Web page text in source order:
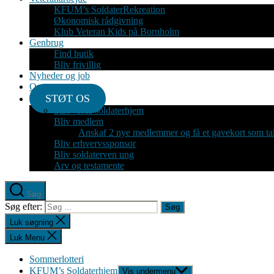
KFUM’s SoldaterRekreation
Økonomisk rådgivning
Klub Veteran Kids på Bornholm
Genbrug
Find butik
Bliv frivillig
Nyheder og job
Om
STØT OS
Støt vores soldaterhjem
Bliv medlem
Anskaf 2 nye medlemmer og få et gavekort som
Bliv erhvervssponsor
Bliv soldaterven ung
Arv og testamente
Søg
Søg efter:
Luk søgning
Luk Menu
Sommerlotteri
KFUM’s Soldaterhjem Vis undermenu